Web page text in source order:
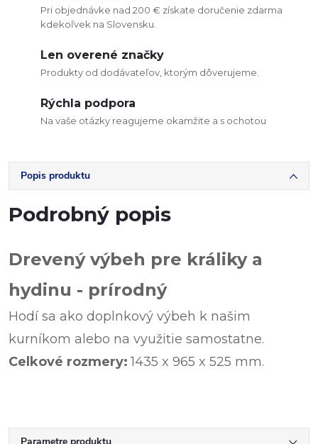
Pri objednávke nad 200 € získate doručenie zdarma
kdekoľvek na Slovensku.
Len overené značky
Produkty od dodávateľov, ktorým dôverujeme.
Rýchla podpora
Na vaše otázky reagujeme okamžite a s ochotou
Popis produktu
Podrobný popis
Drevený výbeh pre králiky a
hydinu - prírodný
Hodí sa ako doplnkový výbeh k našim
kurníkom alebo na využitie samostatne.
Celkové rozmery: 1435 x 965 x 525 mm.